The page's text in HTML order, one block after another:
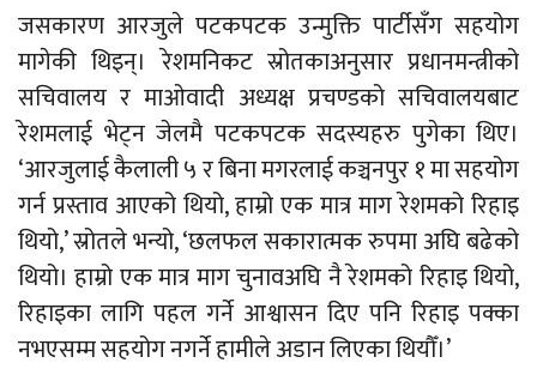
जसकारण आरजुले पटकपटक उन्मुक्ति पार्टीसँग सहयोग
मागेकी थिइन्। रेशमनिकट स्रोतकाअनुसार प्रधानमन्त्रीको
सचिवालय र माओवादी अध्यक्ष प्रचण्डको सचिवालयबाट
रेशमलाई भेट्न जेलमै पटकपटक सदस्यहरु पुगेका थिए।
‘आरजुलाई कैलाली ५ र बिना मगरलाई कञ्चनपुर १ मा सहयोग
गर्न प्रस्ताव आएको थियो, हाम्रो एक मात्र माग रेशमको रिहाइ
थियो,’ स्रोतले भन्यो, ‘छलफल सकारात्मक रुपमा अघि बढेको
थियो। हाम्रो एक मात्र माग चुनावअघि नै रेशमको रिहाइ थियो,
रिहाइका लागि पहल गर्ने आश्वासन दिए पनि रिहाइ पक्का
नभएसम्म सहयोग नगर्ने हामीले अडान लिएका थियौँ।’